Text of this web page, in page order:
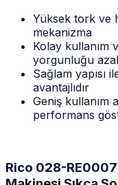
Yüksek tork ve
mekanizma
Kolay kullanım
yorgunluğu
Sağlam yapısı
avantajlıdır
Geniş kullanım
performans
Rico 028-RE0007